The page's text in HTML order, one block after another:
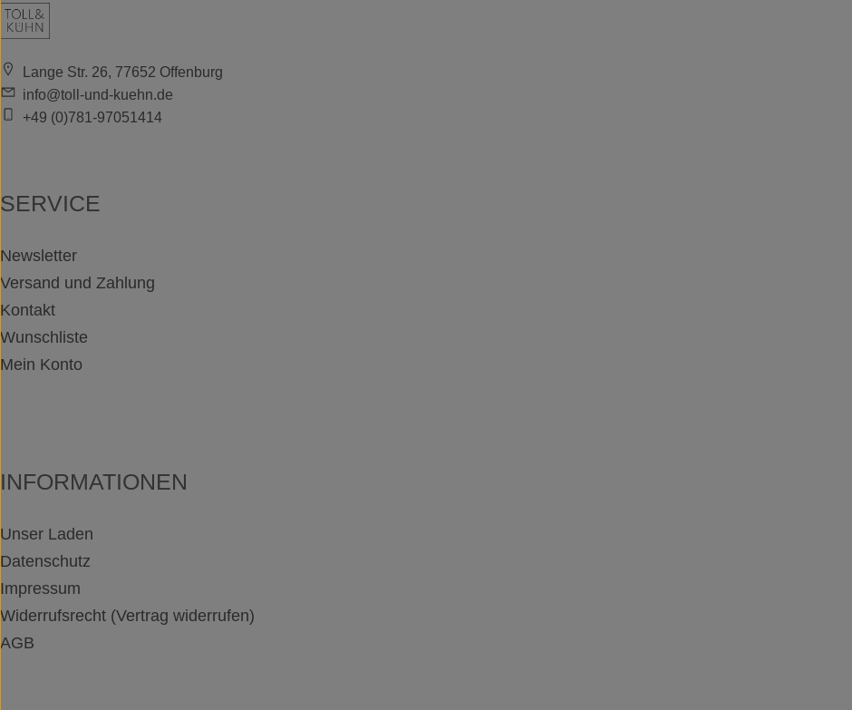
Lange Str. 26, 77652 Offenburg
info@toll-und-kuehn.de
+49 (0)781-97051414
SERVICE
Newsletter
Versand und Zahlung
Kontakt
Wunschliste
Mein Konto
INFORMATIONEN
Unser Laden
Datenschutz
Impressum
Widerrufsrecht (Vertrag widerrufen)
AGB